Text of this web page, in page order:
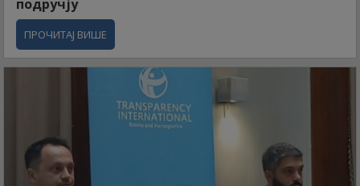
подручју
ПРОЧИТАЈ ВИШЕ